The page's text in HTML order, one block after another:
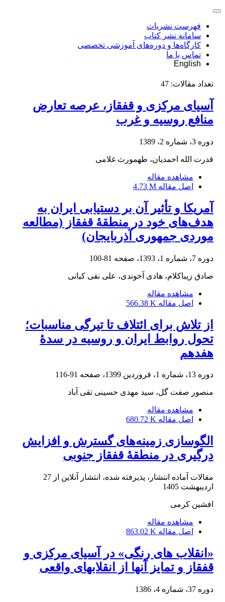
فهرست نشریات
سامانه نشر کتاب
کارگاه‌ها و دوره‌های آموزشی تخصصی
تماس با ما
English
تعداد مقالات: 47
آسیای مرکزی و قفقاز، عرصه تعارض
منافع روسیه و غرب
دوره 3، شماره 2، 1389
قدرت الله احمدیان، طهمورث غلامی
مشاهده مقاله
اصل مقاله 4.73 M
آمریکا و تأثیر آن بر دستیابی ایران به
هدف‌های خود در منطقۀ قفقاز (مطالعه
موردی جمهوری آذربایجان)
دوره 7، شماره 1، 1393، صفحه 81-100
صادق زیباکلام، هادی آخوندی، علی نقی کیانی
مشاهده مقاله
اصل مقاله 566.38 K
از تلاش برای ائتلاف تا تیرگی مناسبات؛
تحول روابط ایران و روسیه در سدۀ
هفدهم
دوره 13، شماره 1، فروردین 1399، صفحه 91-116
منصور صفت گل، سید مهدی حسینی تقی آباد
مشاهده مقاله
اصل مقاله 680.72 K
الگو‌سازی زمینه‌های گسترش و افزایش
درگیری در منطقۀ قفقاز جنوبی
مقالات آماده انتشار، پذیرفته شده، انتشار آنلاین از 27
اردیبهشت 1405
افشین کرمی
مشاهده مقاله
اصل مقاله 863.02 K
«انقلاب های رنگی» در آسیای مرکزی و
قفقاز و تمایز آنها از انقلابهای واقعی
دوره 37، شماره 4، 1386